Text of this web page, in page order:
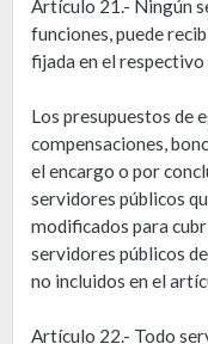
Artículo 21.- Ningún
funciones, puede
fijada en el respectivo
Los presupuestos de
compensaciones,
el encargo o por
servidores públicos
modificados para
servidores públicos
no incluidos en el
Artículo 22.- Todo